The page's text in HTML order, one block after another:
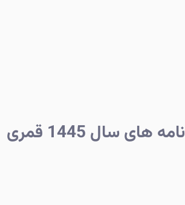
های سال 1445 قمری